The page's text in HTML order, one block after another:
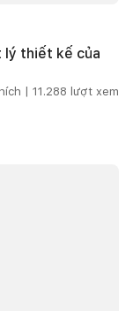
lý thiết kế của
| 11.288 lượt xem